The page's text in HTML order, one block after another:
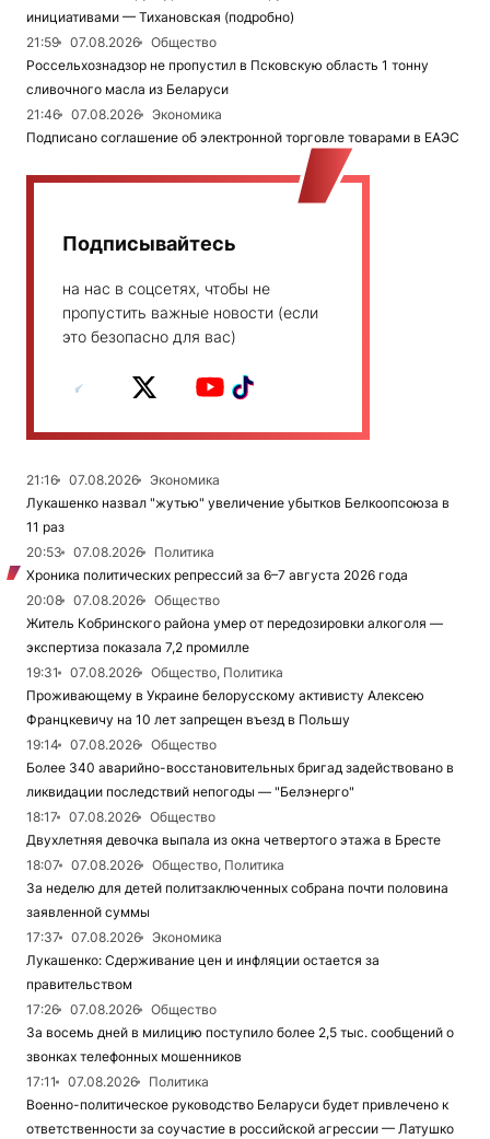
инициативами — Тихановская (подробно)
21:59
07.08.2026
Общество
Россельхознадзор не пропустил в Псковскую область 1 тонну
сливочного масла из Беларуси
21:46
07.08.2026
Экономика
Подписано соглашение об электронной торговле товарами в ЕАЭС
Подписывайтесь
на нас в соцсетях, чтобы не
пропустить важные новости (если
это безопасно для вас)
21:16 07.08.2026
Экономика
Лукашенко назвал "жутью" увеличение убытков Белкоопсоюза в
11 раз
20:53
07.08.2026
Политика
Хроника политических репрессий за 6–7 августа 2026 года
20:08
07.08.2026
Общество
Житель Кобринского района умер от передозировки алкоголя —
экспертиза показала 7,2 промилле
19:31
07.08.2026
Общество, Политика
Проживающему в Украине белорусскому активисту Алексею
Францкевичу на 10 лет запрещен въезд в Польшу
19:14
07.08.2026
Общество
Более 340 аварийно-восстановительных бригад задействовано в
ликвидации последствий непогоды — "Белэнерго"
18:17
07.08.2026
Общество
Двухлетняя девочка выпала из окна четвертого этажа в Бресте
18:07
07.08.2026
Общество, Политика
За неделю для детей политзаключенных собрана почти половина
заявленной суммы
17:37
07.08.2026
Экономика
Лукашенко: Сдерживание цен и инфляции остается за
правительством
17:26
07.08.2026
Общество
За восемь дней в милицию поступило более 2,5 тыс. сообщений о
звонках телефонных мошенников
17:11
07.08.2026
Политика
Военно-политическое руководство Беларуси будет привлечено к
ответственности за соучастие в российской агрессии — Латушко